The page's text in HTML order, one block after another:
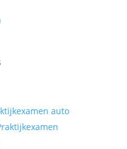
auto